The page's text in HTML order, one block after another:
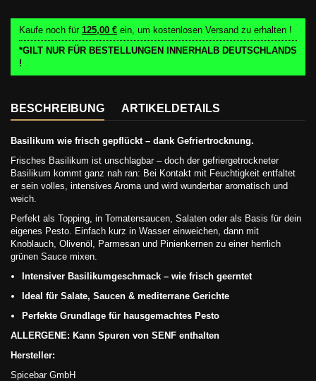
Kaufe noch für 125,00 € ein, um kostenlosen Versand zu erhalten !
*GILT NUR FÜR BESTELLUNGEN INNERHALB DEUTSCHLANDS
!
BESCHREIBUNG ARTIKELDETAILS
Basilikum wie frisch gepflückt – dank Gefriertrocknung.
Frisches Basilikum ist unschlagbar – doch der gefriergetrockneter
Basilikum kommt ganz nah ran: Bei Kontakt mit Feuchtigkeit entfaltet
er sein volles, intensives Aroma und wird wunderbar aromatisch und
weich.
Perfekt als Topping, in Tomatensaucen, Salaten oder als Basis für dein
eigenes Pesto. Einfach kurz in Wasser einweichen, dann mit
Knoblauch, Olivenöl, Parmesan und Pinienkernen zu einer herrlich
grünen Sauce mixen.
Intensiver Basilikumgeschmack – wie frisch geerntet
Ideal für Salate, Saucen & mediterrane Gerichte
Perfekte Grundlage für hausgemachtes Pesto
ALLERGENE: Kann Spuren von SENF enthalten
Hersteller:
Spicebar GmbH